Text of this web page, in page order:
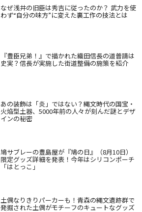
なぜ浅井の旧臣は秀吉に従ったのか？ 武力を使
わず“自分の味方”に変えた裏工作の技法とは
『豊臣兄弟！』で描かれた織田信長の道普請は
史実？信長が実施した街道整備の施策を紹介
あの装飾は「炎」ではない？縄文時代の国宝・
火焔型土器、5000年前の人々が刻んだ謎とデザ
インの秘密
鳩サブレーの豊島屋が『鳩の日』（8月10日）
限定グッズ詳細を発表！今年はシリコンポーチ
「はとっこ」
土偶なりきりパーカーも！青森の縄文遺跡群で
発掘された土偶がモチーフのキュートなグッズ